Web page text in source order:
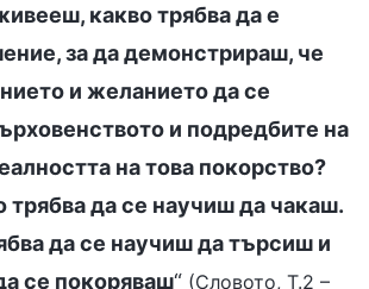
какво трябва да е
за да демонстрираш, че
и желанието да се
и подредбите на
на това покорство?
трябва да се научиш да чакаш.
да се научиш да търсиш и
се покоряваш“ (Словото, Т.2 –